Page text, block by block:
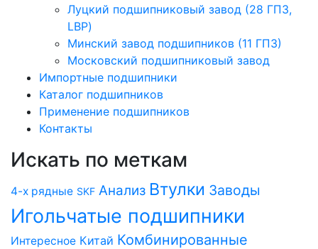
Луцкий подшипниковый завод (28 ГПЗ,
LBP)
Минский завод подшипников (11 ГПЗ)
Московский подшипниковый завод
Импортные подшипники
Каталог подшипников
Применение подшипников
Контакты
Искать по меткам
4-х рядные SKF Анализ Втулки Заводы
Игольчатые подшипники
Интересное Китай Комбинированные